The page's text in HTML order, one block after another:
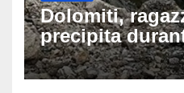
Dolomiti,
precipita
Latemar